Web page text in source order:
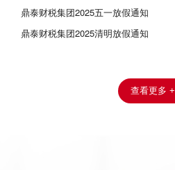
鼎泰财税集团2025五一放假通知
鼎泰财税集团2025清明放假通知
查看更多 +